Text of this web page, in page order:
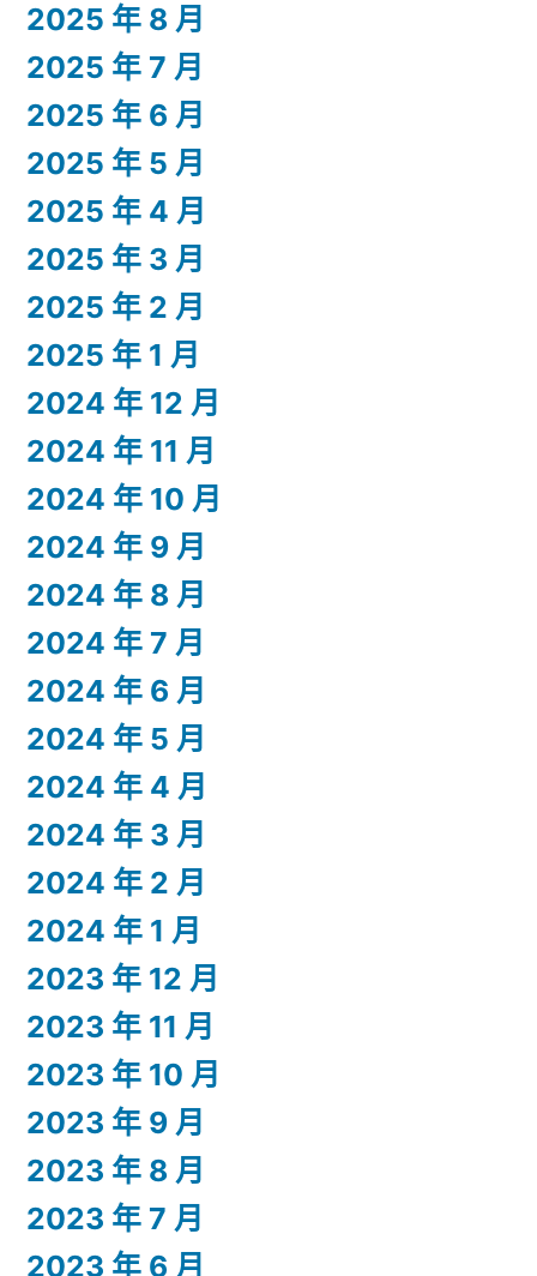
2025 年 8 月
2025 年 7 月
2025 年 6 月
2025 年 5 月
2025 年 4 月
2025 年 3 月
2025 年 2 月
2025 年 1 月
2024 年 12 月
2024 年 11 月
2024 年 10 月
2024 年 9 月
2024 年 8 月
2024 年 7 月
2024 年 6 月
2024 年 5 月
2024 年 4 月
2024 年 3 月
2024 年 2 月
2024 年 1 月
2023 年 12 月
2023 年 11 月
2023 年 10 月
2023 年 9 月
2023 年 8 月
2023 年 7 月
2023 年 6 月